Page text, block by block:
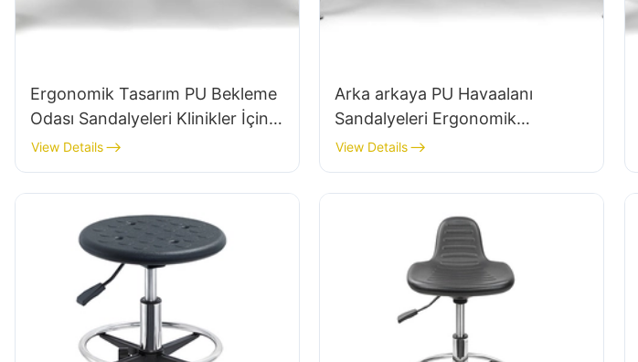
Ergonomik Tasarım PU Bekleme
Odası Sandalyeleri Klinikler İçin
LC059 & Salonlar OEM Üreticisi
Hewei
View Details
Arka arkaya PU Havaalanı
Sandalyeleri Ergonomik
Alüminyum Terminaller İçin
Bekleme Koltukları LC119 Hewei
View Details